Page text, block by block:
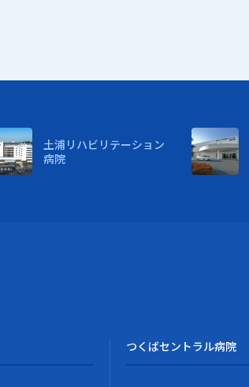
土浦リハビリテーション
病院
つくばセントラル病院